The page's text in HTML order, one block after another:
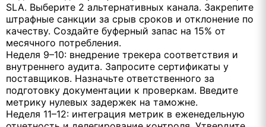
SLA. Выберите 2 альтернативных канала. Закрепите
штрафные санкции за срыв сроков и отклонение по
качеству. Создайте буферный запас на 15% от
месячного потребления.
Неделя 9–10: внедрение трекера соответствия и
внутреннего аудита. Запросите сертификаты у
поставщиков. Назначьте ответственного за
подготовку документации к проверкам. Введите
метрику нулевых задержек на таможне.
Неделя 11–12: интеграция метрик в еженедельную